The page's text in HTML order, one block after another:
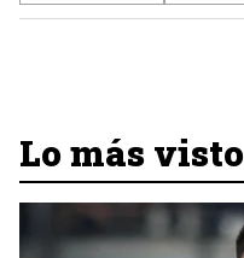
Lo más visto